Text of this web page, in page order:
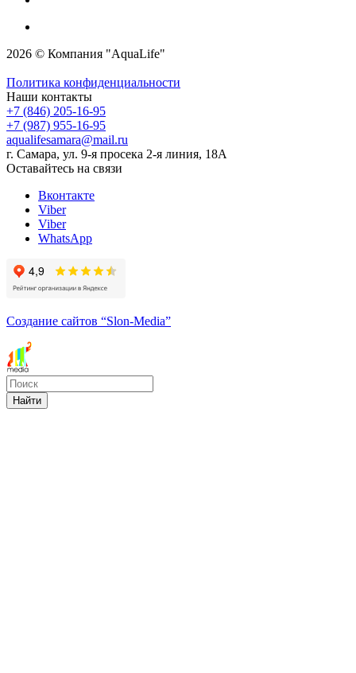
2026 © Компания "AquaLife"
Политика конфиденциальности
Наши контакты
+7 (846) 205-16-95
+7 (987) 955-16-95
aqualifesamara@mail.ru
г. Самара, ул. 9-я просека 2-я линия, 18А
Оставайтесь на связи
Вконтакте
Viber
Viber
WhatsApp
Создание сайтов “Slon-Media”
Найти